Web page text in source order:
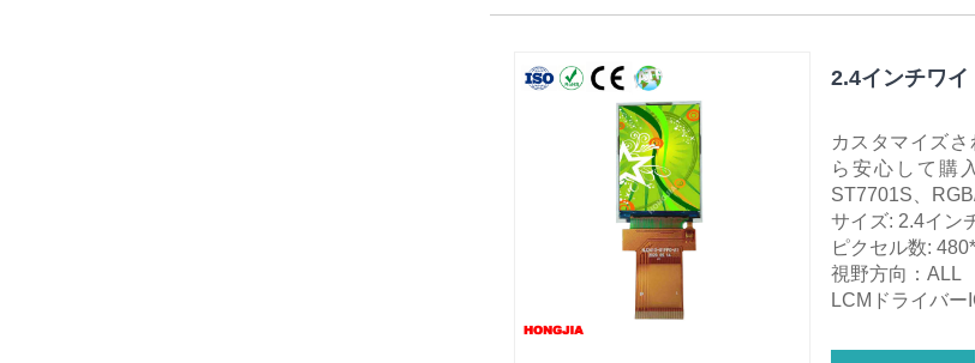
2.4インチワ
カスタマイズ
ら安心して購
ST7701S、
サイズ: 2.4イン
ピクセル数:
視野方向：ALL
LCMドライバ